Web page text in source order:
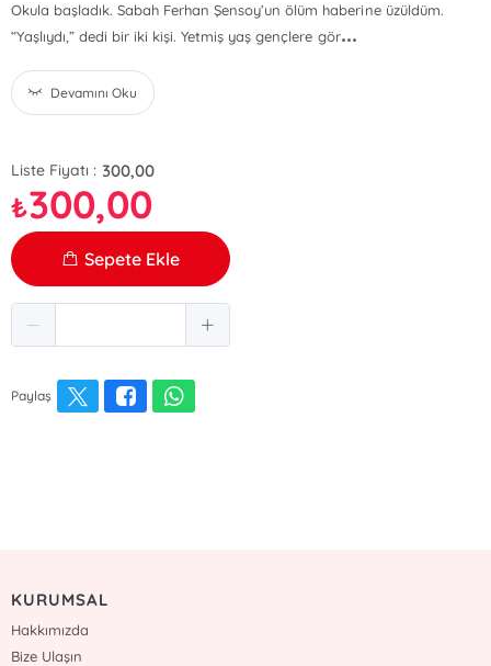
Okula başladık. Sabah Ferhan Şensoy’un ölüm haberine üzüldüm.
“Yaşlıydı,” dedi bir iki kişi. Yetmiş yaş gençlere gör...
Devamını Oku
Liste Fiyatı : 300,00
₺300,00
Sepete Ekle
Paylaş
KURUMSAL
Hakkımızda
Bize Ulaşın